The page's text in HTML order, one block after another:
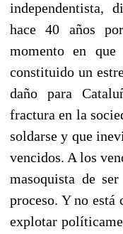
independentista,
hace 40 años
momento en
constituido un
daño para
fractura en la
soldarse y que
vencidos. A los
masoquista de
proceso. Y no está
explotar